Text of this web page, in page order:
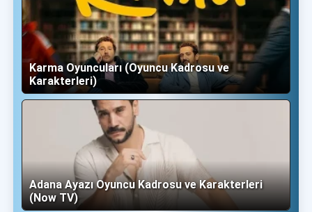
Karma Oyuncuları (Oyuncu Kadrosu ve
Karakterleri)
Adana Ayazı Oyuncu Kadrosu ve Karakterleri
(Now TV)